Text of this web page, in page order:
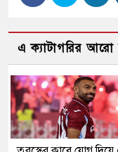
এ ক্যাটাগরির আরো